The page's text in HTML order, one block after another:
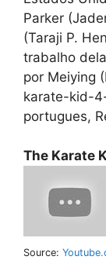
Parker
(Taraji P.
trabalho
por Meiying
karate-kid-
portugues,
The Karate
Source: